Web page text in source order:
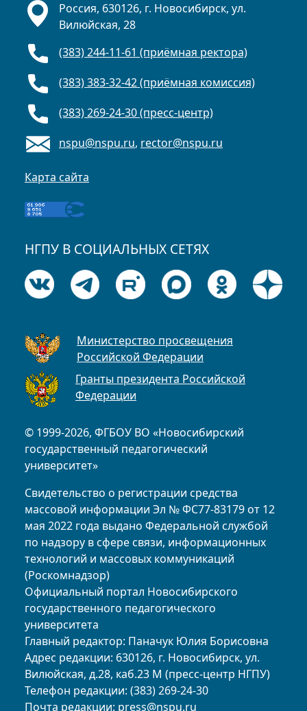
© 1999-2026, ФГБОУ ВО «Новосибирский
государственный педагогический
университет»
Свидетельство о регистрации средства
массовой информации Эл № ФС77-83179 от 12
мая 2022 года выдано Федеральной службой
по надзору в сфере связи, информационных
технологий и массовых коммуникаций
(Роскомнадзор)
Официальный портал Новосибирского
государственного педагогического
университета
Главный редактор: Паначук Юлия Борисовна
Адрес редакции: 630126, г. Новосибирск, ул.
Вилюйская, д.28, каб.23 М (пресс-центр НГПУ)
Телефон редакции: (383) 269-24-30
Почта редакции: press@nspu.ru
Россия, 630126, г. Новосибирск, ул.
Вилюйская, 28
(383) 244-11-61 (приёмная ректора)
(383) 383-32-42 (приёмная комиссия)
(383) 269-24-30 (пресс-центр)
nspu@nspu.ru, rector@nspu.ru
Карта сайта
НГПУ В СОЦИАЛЬНЫХ СЕТЯХ
Министерство просвещения
Российской Федерации
Гранты президента Российской
Федерации